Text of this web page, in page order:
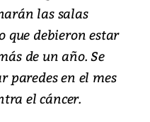
las salas
que debieron estar
de un año. Se
paredes en el mes
el cáncer.